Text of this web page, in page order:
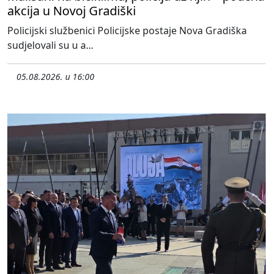
akcija u Novoj Gradiški
Policijski službenici Policijske postaje Nova Gradiška
sudjelovali su u a...
05.08.2026. u 16:00